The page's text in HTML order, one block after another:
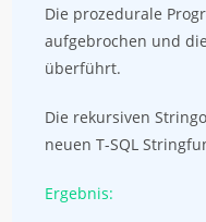
Die prozedurale
aufgebrochen und
überführt.
Die rekursiven
neuen T-SQL
Ergebnis: